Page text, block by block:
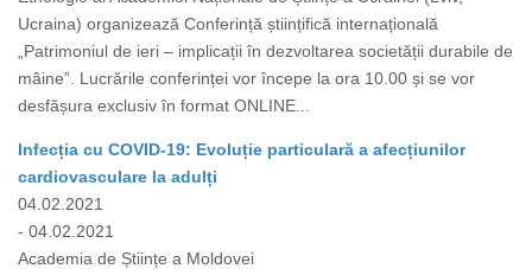
Ucraina) organizează Conferință științifică internațională
„Patrimoniul de ieri – implicații în dezvoltarea societății durabile de
mâine”. Lucrările conferinței vor începe la ora 10.00 și se vor
desfășura exclusiv în format ONLINE...
Infecția cu COVID-19: Evoluție particulară a afecțiunilor
cardiovasculare la adulți
04.02.2021
- 04.02.2021
Academia de Științe a Moldovei